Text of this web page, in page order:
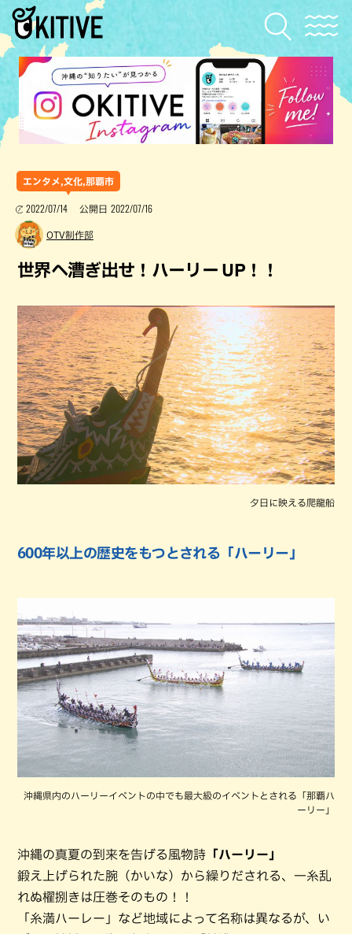
エンタメ,文化,那覇市
2022/07/14 公開日 2022/07/16
OTV制作部
世界へ漕ぎ出せ！ハーリー UP！！
夕日に映える爬龍船
600年以上の歴史をもつとされる「ハーリー」
沖縄県内のハーリーイベントの中でも最大級のイベントとされる「那覇ハ
ーリー」
沖縄の真夏の到来を告げる風物詩 「ハーリー」
鍛え上げられた腕（かいな）から繰りだされる、一糸乱
れぬ櫂捌きは圧巻そのもの！！
「糸満ハーレー」など地域によって名称は異なるが、い